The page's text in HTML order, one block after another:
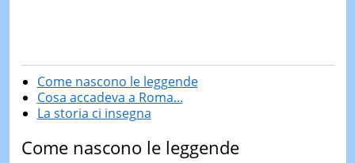
Come nascono le leggende
Cosa accadeva a Roma...
La storia ci insegna
Come nascono le leggende